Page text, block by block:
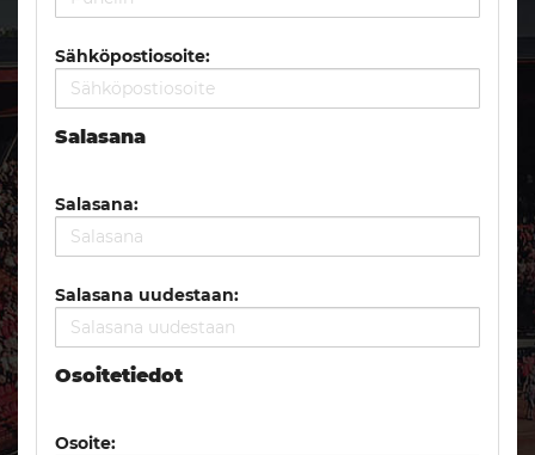
Sähköpostiosoite:
Salasana
Salasana:
Salasana uudestaan:
Osoitetiedot
Osoite: